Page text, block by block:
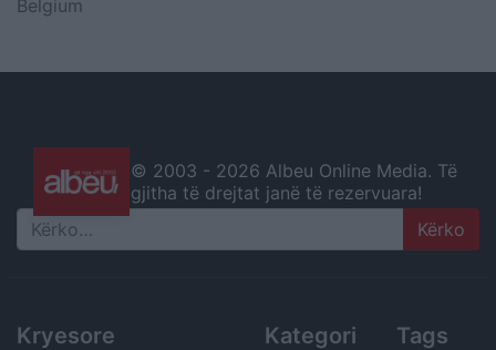
Belgium
© 2003 - 2026 Albeu Online Media. Të
gjitha të drejtat janë të rezervuara!
Search
Kryesore Kategori Tags